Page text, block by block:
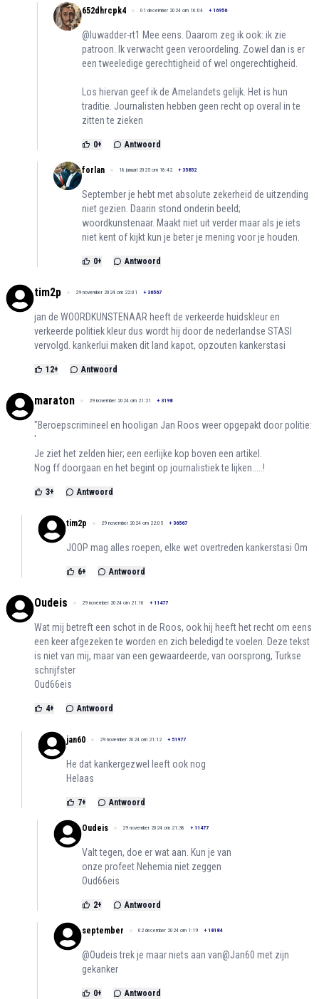
652dhrcpk4 01 december 2024 om 16:04 + 16956
@luwadder-rt1 Mee eens. Daarom zeg ik ook: ik zie
patroon. Ik verwacht geen veroordeling. Zowel dan is er
een tweeledige gerechtigheid of wel ongerechtigheid.
Los hiervan geef ik de Amelandets gelijk. Het is hun
traditie. Journalisten hebben geen recht op overal in te
zitten te zieken
0+ Antwoord
forlan 18 januari 2025 om 18:42 + 35852
September je hebt met absolute zekerheid de uitzending
niet gezien. Daarin stond onderin beeld;
woordkunstenaar. Maakt niet uit verder maar als je iets
niet kent of kijkt kun je beter je mening voor je houden.
0+ Antwoord
tim2p 29 november 2024 om 22:01 + 36567
jan de WOORDKUNSTENAAR heeft de verkeerde huidskleur en
verkeerde politiek kleur dus wordt hij door de nederlandse STASI
vervolgd. kankerlui maken dit land kapot, opzouten kankerstasi
12+ Antwoord
maraton 29 november 2024 om 21:21 + 3198
"Beroepscrimineel en hooligan Jan Roos weer opgepakt door politie:
'
Je ziet het zelden hier; een eerlijke kop boven een artikel.
Nog ff doorgaan en het begint op journalistiek te lijken.....!
3+ Antwoord
tim2p 29 november 2024 om 22:05 + 36567
JOOP mag alles roepen, elke wet overtreden kankerstasi Om
6+ Antwoord
Oudeis 29 november 2024 om 21:10 + 11477
Wat mij betreft een schot in de Roos, ook hij heeft het recht om eens
een keer afgezeken te worden en zich beledigd te voelen. Deze tekst
is niet van mij, maar van een gewaardeerde, van oorsprong, Turkse
schrijfster
Oud66eis
4+ Antwoord
jan60 29 november 2024 om 21:12 + 51977
He dat kankergezwel leeft ook nog
Helaas
7+ Antwoord
Oudeis 29 november 2024 om 21:38 + 11477
Valt tegen, doe er wat aan. Kun je van
onze profeet Nehemia niet zeggen
Oud66eis
2+ Antwoord
september 02 december 2024 om 1:19 + 18184
@Oudeis trek je maar niets aan van@Jan60 met zijn
gekanker
0+ Antwoord